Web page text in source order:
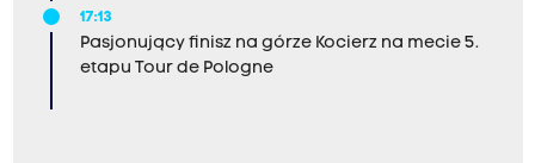
17:13
Pasjonujący finisz na górze Kocierz na mecie 5.
etapu Tour de Pologne